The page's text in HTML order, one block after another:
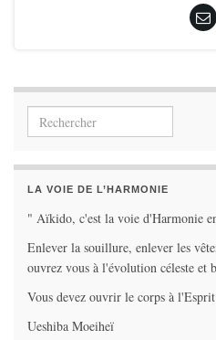
Search for:
LA VOIE DE L’HARMONIE
" Aïkido, c'est la voie d'Harmonie
Enlever la souillure, enlever les
ouvrez vous à l'évolution céleste et
Vous devez ouvrir le corps à
Ueshiba Moeiheï